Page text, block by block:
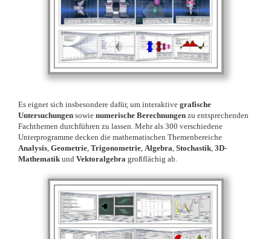
Es eignet sich insbesondere dafür, um interaktive grafische
Untersuchungen sowie numerische Berechnungen zu entsprechenden
Fachthemen durchführen zu lassen. Mehr als 300 verschiedene
Unterprogramme decken die mathematischen Themenbereiche
Analysis, Geometrie, Trigonometrie, Algebra, Stochastik, 3D-
Mathematik und Vektoralgebra großflächig ab.